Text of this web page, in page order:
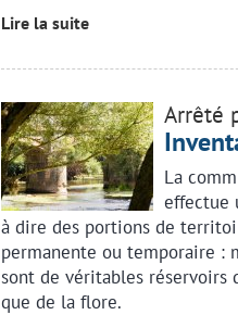
Lire la suite
Arrêté
La
effectue
à dire des portions de
permanente ou temporaire :
sont de véritables réservoirs
que de la flore.